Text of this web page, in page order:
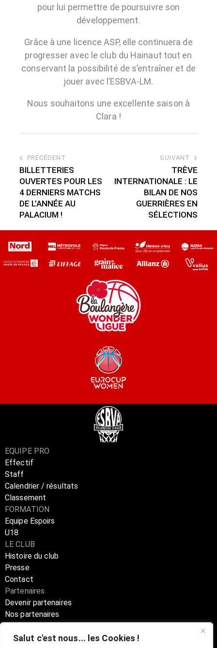
Salut c'est nous... les Cookies !
pour lui permettre de poursuivre son
développement.
Grâce à une licence ASP, elle continuera de
progresser avec le club du Hainaut tout en
conservant la possibilité de s’entraîner et de
jouer avec l’ESBVA-LM.
Nous souhaitons une excellente saison à
Clara !
PRÉCÉDENT
BILLETTERIES
OUVERTES POUR LES
4 DERNIERS MATCHS
DE L’ANNÉE AU
PALACIUM !
SUIVANT
TRÊVE
INTERNATIONALE : LE
BILAN DE NOS
GUERRIÈRES EN
SÉLECTIONS
EQUIPE PRO
Effectif
Staff
Calendrier / résultats
Classement
FORMATION
Equipe Espoirs
U18
LE CLUB
Histoire du club
Presse
Contact
Partenaires
Devenir partenaires
Nos partenaires